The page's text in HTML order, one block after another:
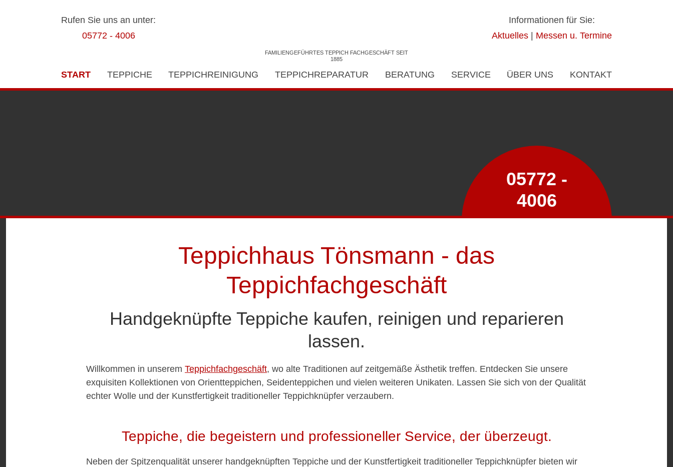
Rufen Sie uns an unter:
05772 - 4006
FAMILIENGEFÜHRTES TEPPICH FACHGESCHÄFT SEIT
1885
Informationen für Sie:
Aktuelles
Messen u. Termine
START TEPPICHE TEPPICHREINIGUNG TEPPICHREPARATUR BERATUNG SERVICE ÜBER UNS KONTAKT
05772 -
4006
Teppichhaus Tönsmann - das
Teppichfachgeschäft
Handgeknüpfte Teppiche kaufen, reinigen und reparieren
lassen.
Willkommen in unserem Teppichfachgeschäft, wo alte Traditionen auf zeitgemäße Ästhetik treffen. Entdecken Sie unsere
exquisiten Kollektionen von Orientteppichen, Seidenteppichen und vielen weiteren Unikaten. Lassen Sie sich von der Qualität
echter Wolle und der Kunstfertigkeit traditioneller Teppichknüpfer verzaubern.
Teppiche, die begeistern und professioneller Service, der überzeugt.
Neben der Spitzenqualität unserer handgeknüpften Teppiche und der Kunstfertigkeit traditioneller Teppichknüpfer bieten wir